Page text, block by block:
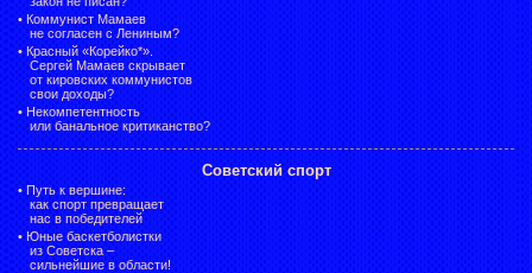
• Коммунист Мамаев
не согласен с Лениным?
• Красный «Корейко*».
Сергей Мамаев скрывает
от кировских коммунистов
свои доходы?
• Некомпетентность
или банальное критиканство?
Советский спорт
• Путь к вершине:
как спорт превращает
нас в победителей
• Юные баскетболистки
из Советска –
сильнейшие в области!